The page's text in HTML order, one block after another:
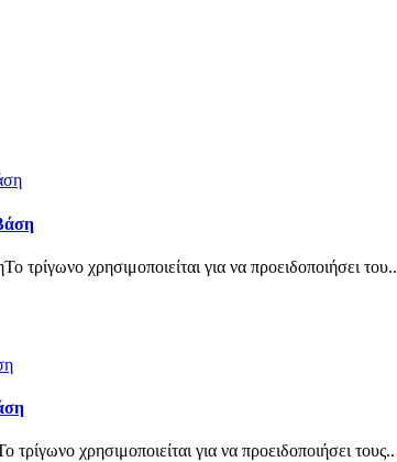
χρησιμοποιείται για να προειδοποιήσει του..
χρησιμοποιείται για να προειδοποιήσει τους..